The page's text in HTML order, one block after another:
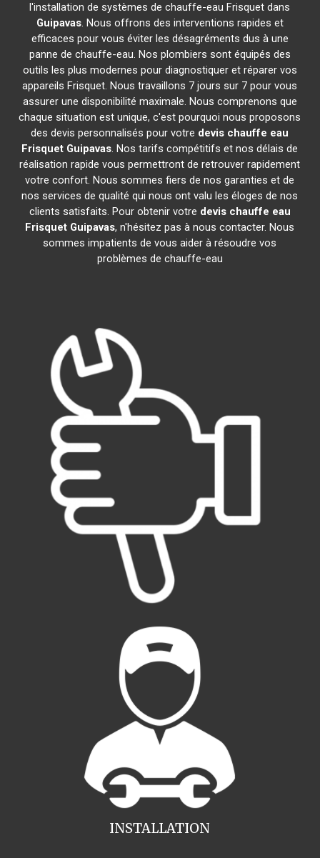
l'installation de systèmes de chauffe-eau Frisquet dans
Guipavas. Nous offrons des interventions rapides et
efficaces pour vous éviter les désagréments dus à une
panne de chauffe-eau. Nos plombiers sont équipés des
outils les plus modernes pour diagnostiquer et réparer vos
appareils Frisquet. Nous travaillons 7 jours sur 7 pour vous
assurer une disponibilité maximale. Nous comprenons que
chaque situation est unique, c'est pourquoi nous proposons
des devis personnalisés pour votre devis chauffe eau
Frisquet Guipavas. Nos tarifs compétitifs et nos délais de
réalisation rapide vous permettront de retrouver rapidement
votre confort. Nous sommes fiers de nos garanties et de
nos services de qualité qui nous ont valu les éloges de nos
clients satisfaits. Pour obtenir votre devis chauffe eau
Frisquet Guipavas, n'hésitez pas à nous contacter. Nous
sommes impatients de vous aider à résoudre vos
problèmes de chauffe-eau
INSTALLATION